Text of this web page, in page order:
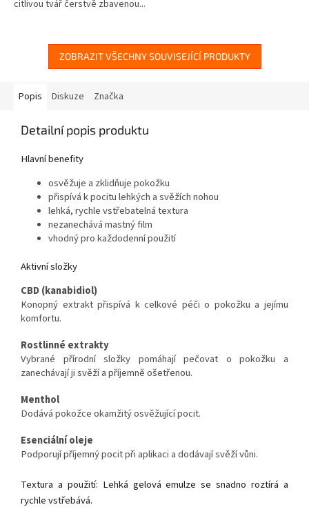
5
citlivou tvář čerstvě zbavenou...
ZOBRAZIT VŠECHNY SOUVISEJÍCÍ PRODUKTY
Popis Diskuze Značka
Detailní popis produktu
Hlavní benefity
osvěžuje a zklidňuje pokožku
přispívá k pocitu lehkých a svěžích nohou
lehká, rychle vstřebatelná textura
nezanechává mastný film
vhodný pro každodenní použití
Aktivní složky
CBD (kanabidiol)
Konopný extrakt přispívá k celkové péči o pokožku a jejímu
komfortu.
Rostlinné extrakty
Vybrané přírodní složky pomáhají pečovat o pokožku a
zanechávají ji svěží a příjemně ošetřenou.
Menthol
Dodává pokožce okamžitý osvěžující pocit.
Esenciální oleje
Podporují příjemný pocit při aplikaci a dodávají svěží vůni.
Textura a použití: Lehká gelová emulze se snadno roztírá a
rychle vstřebává.